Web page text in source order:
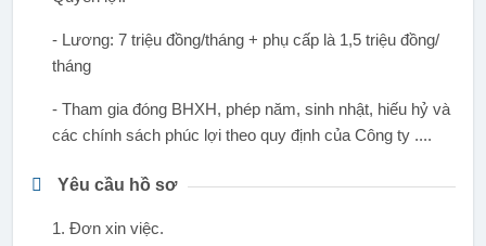
- Lương: 7 triệu đồng/tháng + phụ cấp là 1,5 triệu đồng/
tháng
- Tham gia đóng BHXH, phép năm, sinh nhật, hiếu hỷ và
các chính sách phúc lợi theo quy định của Công ty ....
Yêu cầu hồ sơ
1. Đơn xin việc.